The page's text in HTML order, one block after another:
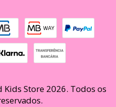
Store 2026. Todos os